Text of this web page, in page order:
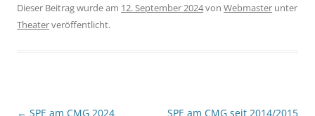
Dieser Beitrag wurde am 12. September 2024von Webmaster unter
Theaterveröffentlicht.
Beitragsnavigation
← SPE am CMG 2024
SPE am CMG seit 2014/2015